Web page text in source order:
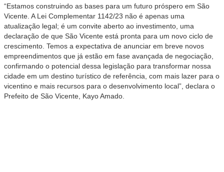
“Estamos construindo as bases para um futuro próspero em São
Vicente. A Lei Complementar 1142/23 não é apenas uma
atualização legal; é um convite aberto ao investimento, uma
declaração de que São Vicente está pronta para um novo ciclo de
crescimento. Temos a expectativa de anunciar em breve novos
empreendimentos que já estão em fase avançada de negociação,
confirmando o potencial dessa legislação para transformar nossa
cidade em um destino turístico de referência, com mais lazer para o
vicentino e mais recursos para o desenvolvimento local”, declara o
Prefeito de São Vicente, Kayo Amado.